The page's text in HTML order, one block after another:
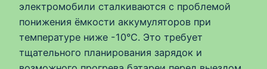
электромобили сталкиваются с проблемой
понижения ёмкости аккумуляторов при
температуре ниже -10°C. Это требует
тщательного планирования зарядок и